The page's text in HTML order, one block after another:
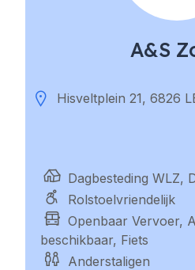
A&S
Hisveltplein 21, 6826
Dagbesteding WLZ,
Rolstoelvriendelijk
Openbaar Vervoer,
beschikbaar, Fiets
Anderstaligen